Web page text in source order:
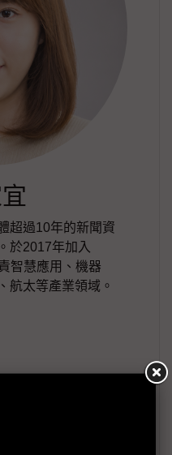
超過10年的新聞資
於2017年加入
智慧應用、機器
航太等產業領域。